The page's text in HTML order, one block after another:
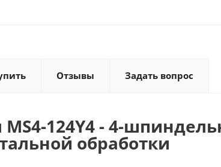
Отзывы Задать вопрос
124Y4 - 4-
обработки